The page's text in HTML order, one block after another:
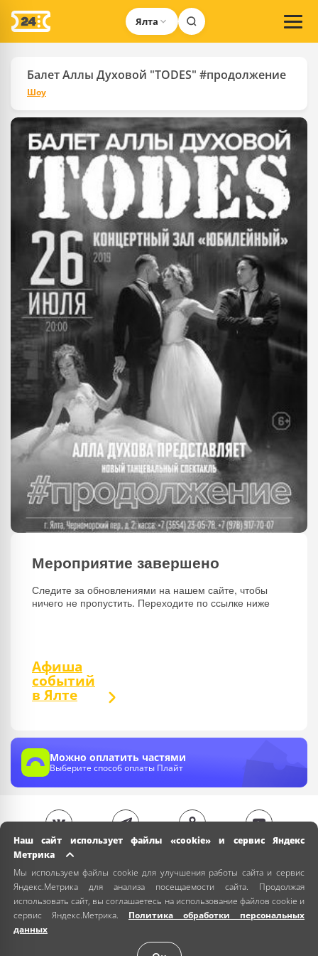
Ялта
Балет Аллы Духовой "TODES" #продолжение
Шоу
Мероприятие завершено
Следите за обновлениями на нашем сайте, чтобы
ничего не пропустить. Переходите по ссылке ниже
Афиша
событий
в Ялте
Можно оплатить частями
Выберите способ оплаты Плайт
Наш сайт использует файлы «cookie» и сервис Яндекс
Метрика
Мы используем файлы cookie для улучшения работы сайта и сервис
Яндекс.Метрика для анализа посещаемости сайта. Продолжая
использовать сайт, вы соглашаетесь на использование файлов cookie и
сервис Яндекс.Метрика. Политика обработки персональных
данных